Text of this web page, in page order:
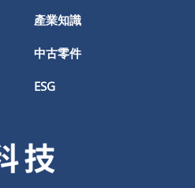
產業知識
中古零件
ESG